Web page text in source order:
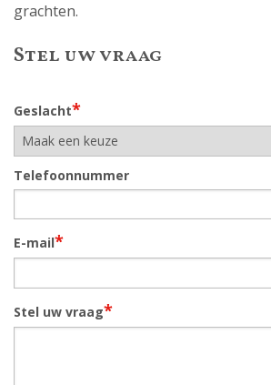
grachten.
Stel uw vraag
Geslacht*
Telefoonnummer
E-mail*
Stel uw vraag*